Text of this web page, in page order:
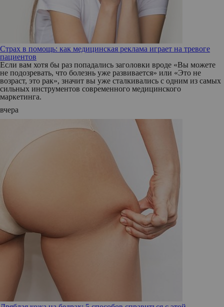
Страх в помощь: как медицинская реклама играет на тревоге
пациентов
Если вам хотя бы раз попадались заголовки вроде «Вы можете
не подозревать, что болезнь уже развивается» или «Это не
возраст, это рак», значит вы уже сталкивались с одним из самых
сильных инструментов современного медицинского
маркетинга.
вчера